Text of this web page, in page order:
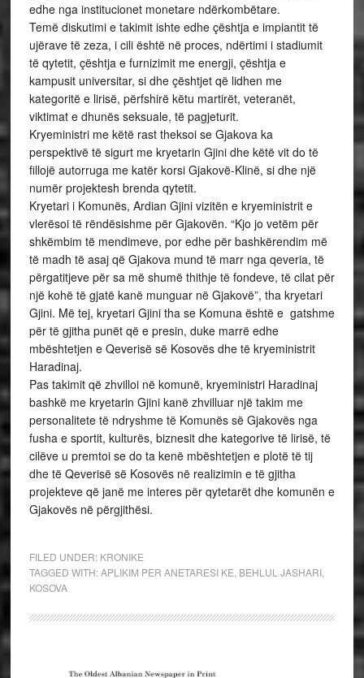
edhe nga institucionet monetare ndërkombëtare.
Temë diskutimi e takimit ishte edhe çështja e impiantit të
ujërave të zeza, i cili është në proces, ndërtimi i stadiumit
të qytetit, çështja e furnizimit me energji, çështja e
kampusit universitar, si dhe çështjet që lidhen me
kategoritë e lirisë, përfshirë këtu martirët, veteranët,
viktimat e dhunës seksuale, të pagjeturit.
Kryeministri me këtë rast theksoi se Gjakova ka
perspektivë të sigurt me kryetarin Gjini dhe këtë vit do të
fillojë autorruga me katër korsi Gjakovë-Klinë, si dhe një
numër projektesh brenda qytetit.
Kryetari i Komunës, Ardian Gjini vizitën e kryeministrit e
vlerësoi të rëndësishme për Gjakovën. “Kjo jo vetëm për
shkëmbim të mendimeve, por edhe për bashkërendim më
të madh të asaj që Gjakova mund të marr nga qeveria, të
përgatitjeve për sa më shumë thithje të fondeve, të cilat për
një kohë të gjatë kanë munguar në Gjakovë”, tha kryetari
Gjini. Më tej, kryetari Gjini tha se Komuna është e gatshme
për të gjitha punët që e presin, duke marrë edhe
mbështetjen e Qeverisë së Kosovës dhe të kryeministrit
Haradinaj.
Pas takimit që zhvilloi në komunë, kryeministri Haradinaj
bashkë me kryetarin Gjini kanë zhvilluar një takim me
personalitete të ndryshme të Komunës së Gjakovës nga
fusha e sportit, kulturës, biznesit dhe kategorive të lirisë, të
cilëve u premtoi se do ta kenë mbështetjen e plotë të tij
dhe të Qeverisë së Kosovës në realizimin e të gjitha
projekteve që janë me interes për qytetarët dhe komunën e
Gjakovës në përgjithësi.
FILED UNDER: KRONIKE
TAGGED WITH:APLIKIM PER ANETARESI KE BEHLUL JASHARI,
KOSOVA